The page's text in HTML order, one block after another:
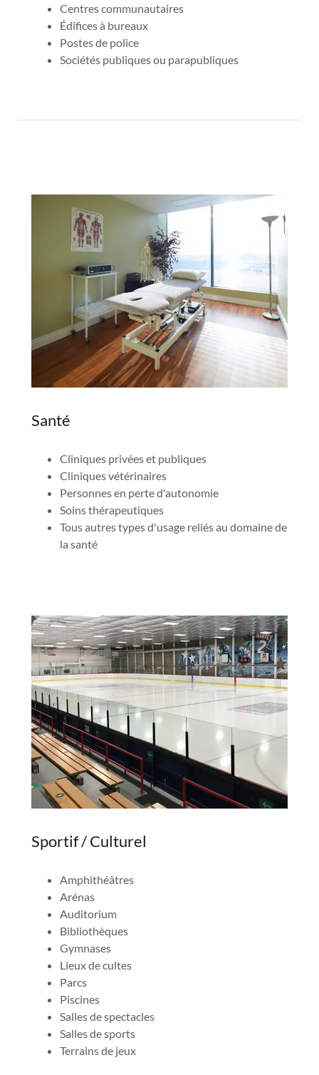
Centres communautaires
Édifices à bureaux
Postes de police
Sociétés publiques ou parapubliques
Santé
Cliniques privées et publiques
Cliniques vétérinaires
Personnes en perte d'autonomie
Soins thérapeutiques
Tous autres types d'usage reliés au domaine de
la santé
Sportif / Culturel
Amphithéâtres
Arénas
Auditorium
Bibliothèques
Gymnases
Lieux de cultes
Parcs
Piscines
Salles de spectacles
Salles de sports
Terrains de jeux